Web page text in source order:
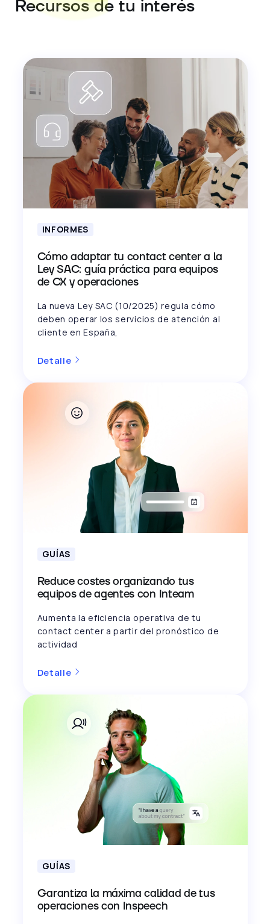
Recursos de tu interés
INFORMES
Cómo adaptar tu contact center a la
Ley SAC: guía práctica para equipos
de CX y operaciones
La nueva Ley SAC (10/2025) regula cómo
deben operar los servicios de atención al
cliente en España,
Detalle
GUÍAS
Reduce costes organizando tus
equipos de agentes con Inteam
Aumenta la eficiencia operativa de tu
contact center a partir del pronóstico de
actividad
Detalle
GUÍAS
Garantiza la máxima calidad de tus
operaciones con Inspeech